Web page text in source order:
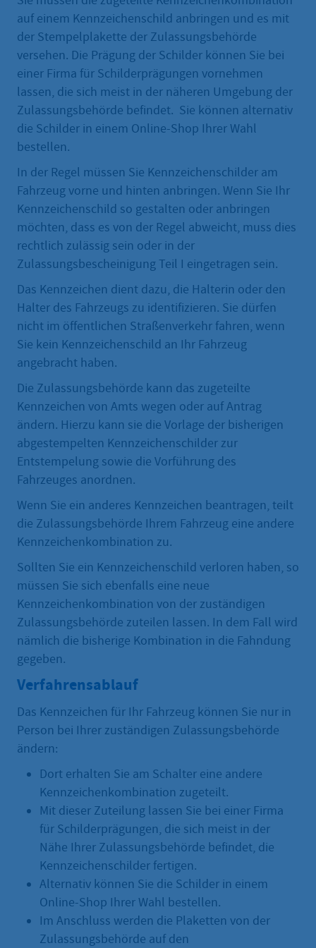
auf einem Kennzeichenschild anbringen und es mit
der Stempelplakette der Zulassungsbehörde
versehen. Die Prägung der Schilder können Sie bei
einer Firma für Schilderprägungen vornehmen
lassen, die sich meist in der näheren Umgebung der
Zulassungsbehörde befindet. Sie können alternativ
die Schilder in einem Online-Shop Ihrer Wahl
bestellen.
In der Regel müssen Sie Kennzeichenschilder am
Fahrzeug vorne und hinten anbringen. Wenn Sie Ihr
Kennzeichenschild so gestalten oder anbringen
möchten, dass es von der Regel abweicht, muss dies
rechtlich zulässig sein oder in der
Zulassungsbescheinigung Teil I eingetragen sein.
Das Kennzeichen dient dazu, die Halterin oder den
Halter des Fahrzeugs zu identifizieren. Sie dürfen
nicht im öffentlichen Straßenverkehr fahren, wenn
Sie kein Kennzeichenschild an Ihr Fahrzeug
angebracht haben.
Die Zulassungsbehörde kann das zugeteilte
Kennzeichen von Amts wegen oder auf Antrag
ändern. Hierzu kann sie die Vorlage der bisherigen
abgestempelten Kennzeichenschilder zur
Entstempelung sowie die Vorführung des
Fahrzeuges anordnen.
Wenn Sie ein anderes Kennzeichen beantragen, teilt
die Zulassungsbehörde Ihrem Fahrzeug eine andere
Kennzeichenkombination zu.
Sollten Sie ein Kennzeichenschild verloren haben, so
müssen Sie sich ebenfalls eine neue
Kennzeichenkombination von der zuständigen
Zulassungsbehörde zuteilen lassen. In dem Fall wird
nämlich die bisherige Kombination in die Fahndung
gegeben.
Verfahrensablauf
Das Kennzeichen für Ihr Fahrzeug können Sie nur in
Person bei Ihrer zuständigen Zulassungsbehörde
ändern:
Dort erhalten Sie am Schalter eine andere
Kennzeichenkombination zugeteilt.
Mit dieser Zuteilung lassen Sie bei einer Firma
für Schilderprägungen, die sich meist in der
Nähe Ihrer Zulassungsbehörde befindet, die
Kennzeichenschilder fertigen.
Alternativ können Sie die Schilder in einem
Online-Shop Ihrer Wahl bestellen.
Im Anschluss werden die Plaketten von der
Zulassungsbehörde auf den